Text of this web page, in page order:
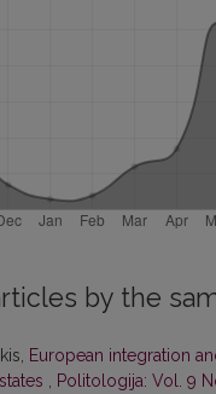
by the
European integration
Politologija: Vol. 9